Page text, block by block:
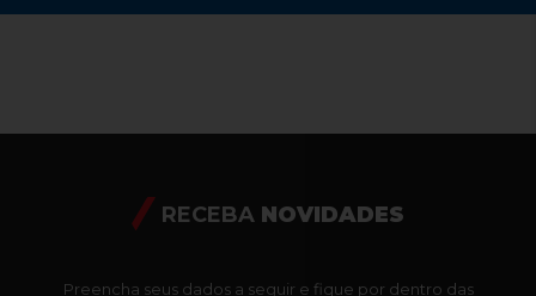
RECEBA NOVIDADES
Preencha seus dados a seguir e fique por dentro das